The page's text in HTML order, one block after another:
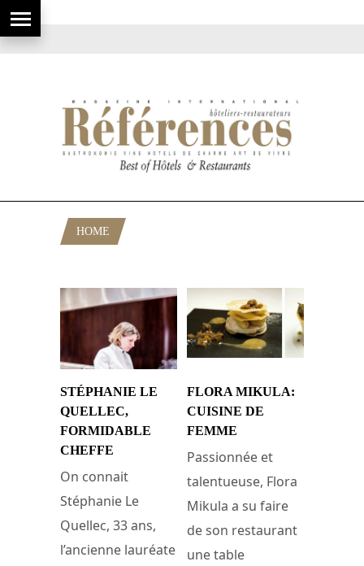
HOME
STÉPHANIE LE
QUELLEC,
FORMIDABLE
CHEFFE
On connait
Stéphanie Le
Quellec, 33 ans,
l’ancienne lauréate
FLORA MIKULA:
CUISINE DE
FEMME
Passionnée et
talentueuse, Flora
Mikula a su faire
de son restaurant
une table